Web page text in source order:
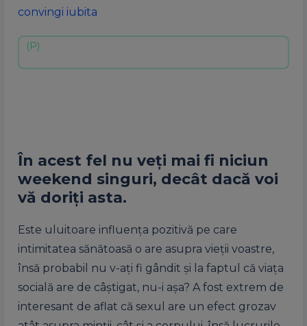
convingi iubita
În acest fel nu veți mai fi niciun
weekend singuri, decât dacă voi
vă doriți asta.
Este uluitoare influența pozitivă pe care
intimitatea sănătoasă o are asupra vieții voastre,
însă probabil nu v-ați fi gândit și la faptul că viața
socială are de câștigat, nu-i așa? A fost extrem de
interesant de aflat că sexul are un efect grozav